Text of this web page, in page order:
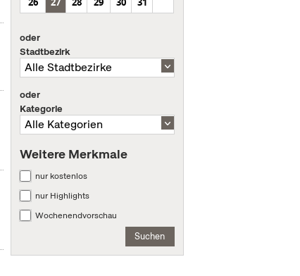
oder
Stadtbezirk
oder
Kategorie
Weitere Merkmale
nur kostenlos
nur Highlights
Wochenendvorschau
Suchen